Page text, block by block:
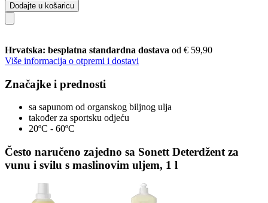
Dodajte u košaricu
Hrvatska: besplatna standardna dostava od € 59,90
Više informacija o otpremi i dostavi
Značajke i prednosti
sa sapunom od organskog biljnog ulja
također za sportsku odjeću
20ºC - 60ºC
Često naručeno zajedno sa Sonett Deterdžent za
vunu i svilu s maslinovim uljem, 1 l